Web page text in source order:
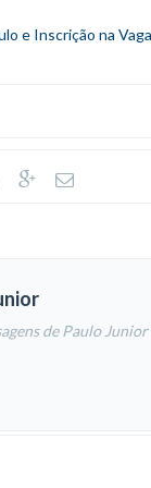
e Inscrição na Vaga
de Paulo Junior